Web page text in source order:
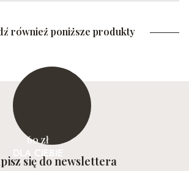
również poniższe produkty
60 zł
DLA CIEBIE
się do newslettera